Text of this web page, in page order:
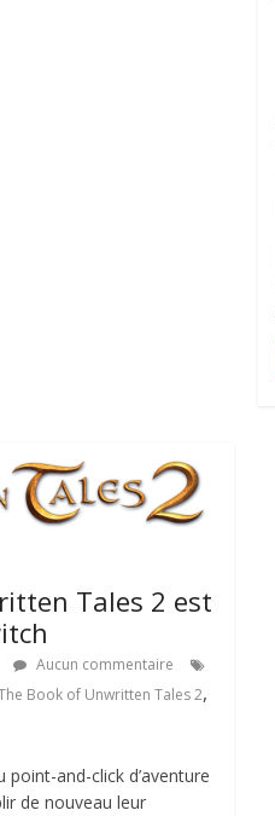
Tales 2 est
Aucun commentaire
Book of Unwritten Tales 2,
point-and-click d’aventure
de nouveau leur